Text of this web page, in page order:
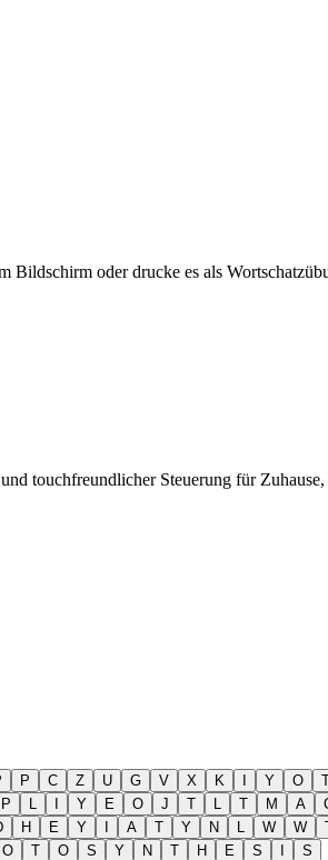
Bildschirm oder drucke es als
touchfreundlicher Steuerung für Zuhause,
P C Z U G V X K I Y O
P L I Y E O J T L T M A
H E Y I A T Y N L W W
O T O S Y N T H E S I S